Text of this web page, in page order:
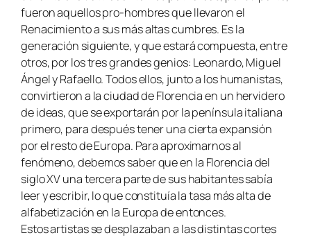
fueron aquellos pro-hombres que llevaron el
Renacimiento a sus más altas cumbres. Es la
generación siguiente, y que estará compuesta, entre
otros, por los tres grandes genios: Leonardo, Miguel
Ángel y Rafaello. Todos ellos, junto a los humanistas,
convirtieron a la ciudad de Florencia en un hervidero
de ideas, que se exportarán por la península italiana
primero, para después tener una cierta expansión
por el resto de Europa. Para aproximarnos al
fenómeno, debemos saber que en la Florencia del
siglo XV una tercera parte de sus habitantes sabía
leer y escribir, lo que constituía la tasa más alta de
alfabetización en la Europa de entonces.
Estos artistas se desplazaban a las distintas cortes